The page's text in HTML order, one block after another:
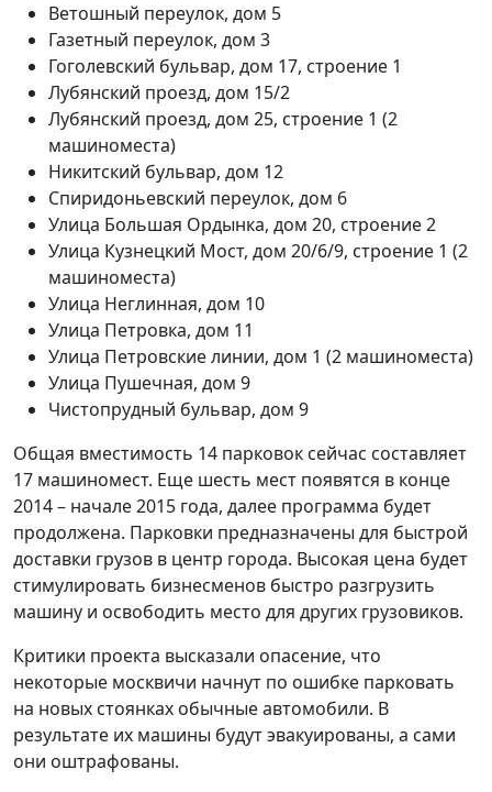
Ветошный переулок, дом 5
Газетный переулок, дом 3
Гоголевский бульвар, дом 17, строение 1
Лубянский проезд, дом 15/2
Лубянский проезд, дом 25, строение 1 (2
машиноместа)
Никитский бульвар, дом 12
Спиридоньевский переулок, дом 6
Улица Большая Ордынка, дом 20, строение 2
Улица Кузнецкий Мост, дом 20/6/9, строение 1 (2
машиноместа)
Улица Неглинная, дом 10
Улица Петровка, дом 11
Улица Петровские линии, дом 1 (2 машиноместа)
Улица Пушечная, дом 9
Чистопрудный бульвар, дом 9
Общая вместимость 14 парковок сейчас составляет
17 машиномест. Еще шесть мест появятся в конце
2014 – начале 2015 года, далее программа будет
продолжена. Парковки предназначены для быстрой
доставки грузов в центр города. Высокая цена будет
стимулировать бизнесменов быстро разгрузить
машину и освободить место для других грузовиков.
Критики проекта высказали опасение, что
некоторые москвичи начнут по ошибке парковать
на новых стоянках обычные автомобили. В
результате их машины будут эвакуированы, а сами
они оштрафованы.